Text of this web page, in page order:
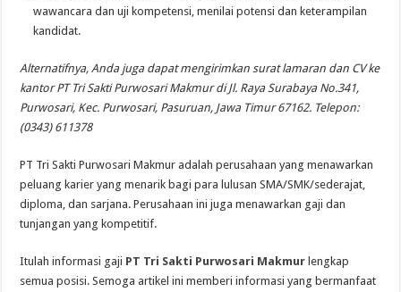
wawancara dan uji kompetensi, menilai potensi dan keterampilan
kandidat.
Alternatifnya, Anda juga dapat mengirimkan surat lamaran dan CV ke
kantor PT Tri Sakti Purwosari Makmur di Jl. Raya Surabaya No.341,
Purwosari, Kec. Purwosari, Pasuruan, Jawa Timur 67162. Telepon:
(0343) 611378
PT Tri Sakti Purwosari Makmur adalah perusahaan yang menawarkan
peluang karier yang menarik bagi para lulusan SMA/SMK/sederajat,
diploma, dan sarjana. Perusahaan ini juga menawarkan gaji dan
tunjangan yang kompetitif.
Itulah informasi gaji PT Tri Sakti Purwosari Makmur lengkap
semua posisi. Semoga artikel ini memberi informasi yang bermanfaat